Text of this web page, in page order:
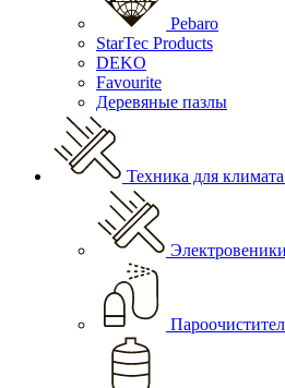
Pebaro
StarTec Products
DEKO
Favourite
Деревяные пазлы
Техника для